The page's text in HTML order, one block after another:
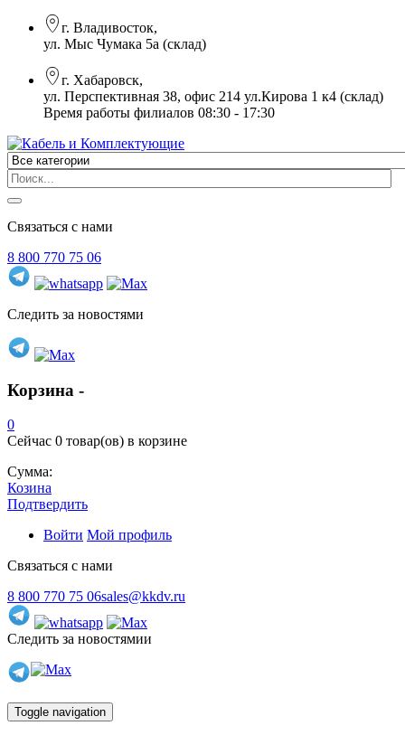
г. Владивосток,
ул. Мыс Чумака 5а (склад)
г. Хабаровск,
ул. Перспективная 38, офис 214 ул.Кирова 1 к4 (склад)
Время работы филиалов 08:30 - 17:30
Связаться с нами
8 800 770 75 06
Следить за новостями
Корзина -
0
Сейчас 0 товар(ов) в корзине
Сумма:
Козина
Подтвердить
Войти Мой профиль
Связаться с нами
8 800 770 75 06sales@kkdv.ru
Следить за новостямии
Toggle navigation